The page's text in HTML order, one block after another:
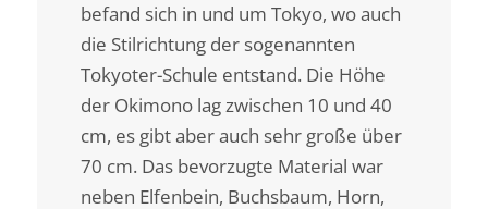
befand sich in und um Tokyo, wo auch
die Stilrichtung der sogenannten
Tokyoter-Schule entstand. Die Höhe
der Okimono lag zwischen 10 und 40
cm, es gibt aber auch sehr große über
70 cm. Das bevorzugte Material war
neben Elfenbein, Buchsbaum, Horn,